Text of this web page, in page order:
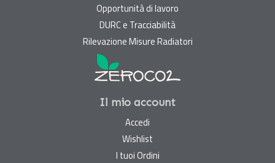
Opportunità di lavoro
DURC e Tracciabilità
Rilevazione Misure Radiatori
Il mio account
Accedi
Wishlist
I tuoi Ordini